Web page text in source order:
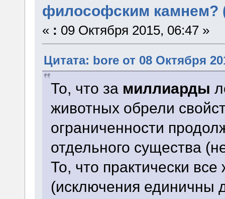
философским камнем?
« : 09 Октября 2015, 06:47 »
Цитата: bore от 08 Октября
То, что за миллиарды
животных обрели
ограниченности
отдельного существа
То, что практически
(исключения единичны